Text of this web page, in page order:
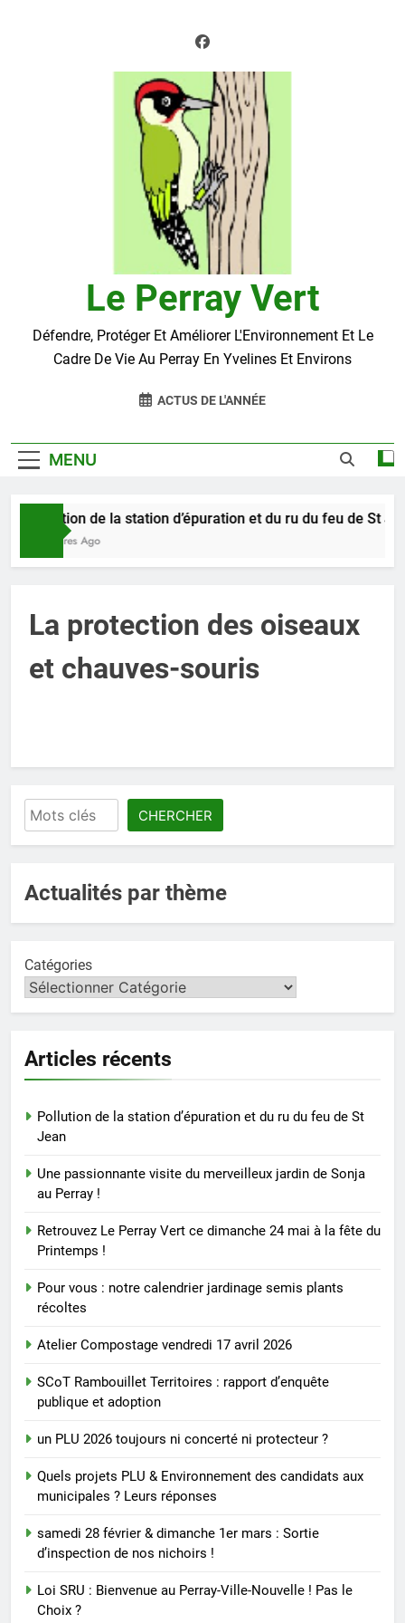
Le Perray Vert
Défendre, Protéger Et Améliorer L'Environnement Et Le
Cadre De Vie Au Perray En Yvelines Et Environs
ACTUS DE L'ANNÉE
MENU
Pollution de la station d’épuration et du ru du feu de St
11 Heures Ago
La protection des oiseaux
et chauves-souris
Rechercher CHERCHER
Actualités par thème
Catégories
Articles récents
Pollution de la station d’épuration et du ru du feu de St
Jean
Une passionnante visite du merveilleux jardin de Sonja
au Perray !
Retrouvez Le Perray Vert ce dimanche 24 mai à la fête du
Printemps !
Pour vous : notre calendrier jardinage semis plants
récoltes
Atelier Compostage vendredi 17 avril 2026
SCoT Rambouillet Territoires : rapport d’enquête
publique et adoption
un PLU 2026 toujours ni concerté ni protecteur ?
Quels projets PLU & Environnement des candidats aux
municipales ? Leurs réponses
samedi 28 février & dimanche 1er mars : Sortie
d’inspection de nos nichoirs !
Loi SRU : Bienvenue au Perray-Ville-Nouvelle ! Pas le
Choix ?